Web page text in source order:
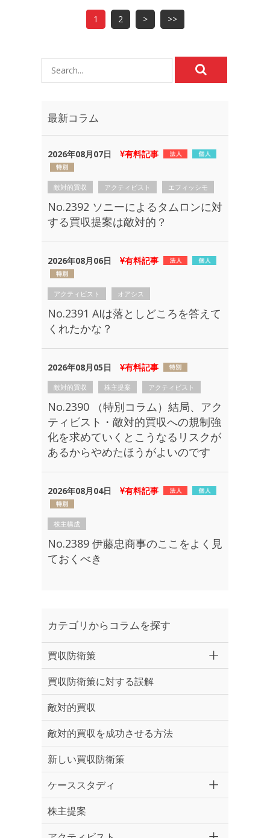
1 2 > >>
最新コラム
2026年08月07日 有料記事
敵対的買収 アクティビスト エフィッシモ
No.2392 ソニーによるタムロンに対
する買収提案は敵対的？
2026年08月06日 有料記事
アクティビスト オアシス
No.2391 AIは落としどころを答えて
くれたかな？
2026年08月05日 有料記事
敵対的買収 株主提案 アクティビスト
No.2390 （特別コラム）結局、アク
ティビスト・敵対的買収への規制強
化を求めていくとこうなるリスクが
あるからやめたほうがよいのです
2026年08月04日 有料記事
株主構成
No.2389 伊藤忠商事のここをよく見
ておくべき
カテゴリからコラムを探す
買収防衛策
買収防衛策に対する誤解
敵対的買収
敵対的買収を成功させる方法
新しい買収防衛策
ケーススタディ
株主提案